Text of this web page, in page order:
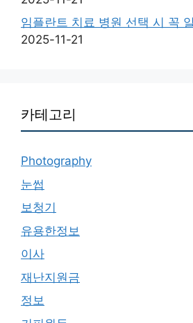
임플란트 치료 병원 선택 시 꼭
2025-11-21
카테고리
Photography
눈썹
보청기
유용한정보
이사
재난지원금
정보